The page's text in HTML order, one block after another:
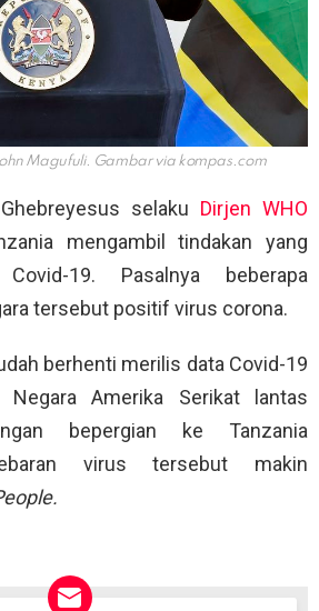
Magufuli. Gambar via kompas.com
selaku Dirjen WHO
mengambil tindakan yang
19. Pasalnya beberapa
tersebut positif virus corona.
berhenti merilis data Covid-19
Amerika Serikat lantas
bepergian ke Tanzania
virus tersebut makin